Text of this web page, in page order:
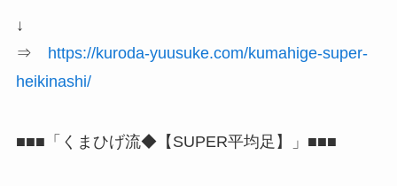
↓
⇒
https://kuroda-yuusuke.com/kumahige-super-
heikinashi/
■■■「くまひげ流◆【SUPER平均足】」■■■